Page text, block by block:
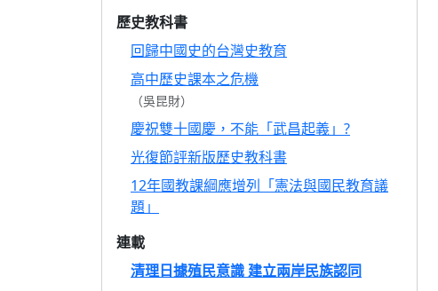
歷史教科書
回歸中國史的台灣史教育
高中歷史課本之危機
（吳昆財）
慶祝雙十國慶，不能「武昌起義」?
光復節評新版歷史教科書
12年國教課綱應增列「憲法與國民教育議
題」
連載
清理日據殖民意識 建立兩岸民族認同